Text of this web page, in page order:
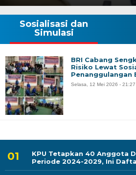
KPU Tetapkan 40 Anggota
Periode 2024-2029, Ini
Sosialisasi dan
Simulasi
BRI Cabang
Risiko Lewat
Penanggulangan
Selasa, 12 Mei 2026 - 21:27